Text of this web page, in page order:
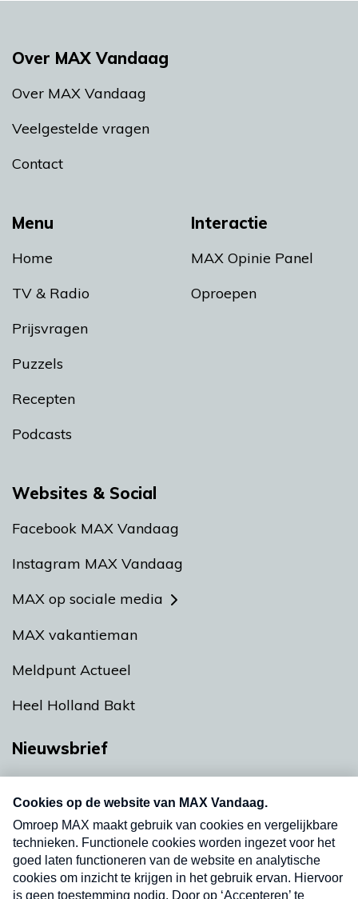
Menu
Home
TV & Radio
Prijsvragen
Puzzels
Recepten
Podcasts
Interactie
MAX Opinie Panel
Oproepen
Over MAX Vandaag
Over MAX Vandaag
Veelgestelde vragen
Contact
Websites & Social
Facebook MAX Vandaag
Instagram MAX Vandaag
MAX op sociale media
MAX vakantieman
Meldpunt Actueel
Heel Holland Bakt
Nieuwsbrief
nieuwsbrief. Elke vrijdag- en dinsdagochtend in
uw mailbox.
Verzend